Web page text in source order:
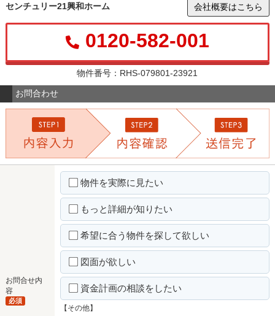
センチュリー21興和ホーム 会社概要はこちら
0120-582-001
物件番号：RHS-079801-23921
お問合わせ
お問合せ内
容
必須
物件を実際に見たい
もっと詳細が知りたい
希望に合う物件を探して欲しい
図面が欲しい
資金計画の相談をしたい
【その他】